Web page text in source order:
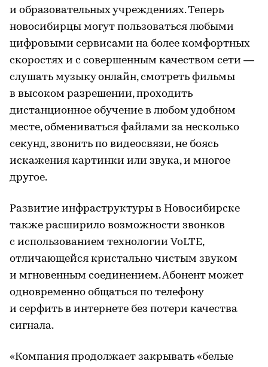
и образовательных учреждениях. Теперь
новосибирцы могут пользоваться любыми
цифровыми сервисами на более комфортных
скоростях и с совершенным качеством сети —
слушать музыку онлайн, смотреть фильмы
в высоком разрешении, проходить
дистанционное обучение в любом удобном
месте, обмениваться файлами за несколько
секунд, звонить по видеосвязи, не боясь
искажения картинки или звука, и многое
другое.
Развитие инфраструктуры в Новосибирске
также расширило возможности звонков
с использованием технологии VoLTE,
отличающейся кристально чистым звуком
и мгновенным соединением. Абонент может
одновременно общаться по телефону
и серфить в интернете без потери качества
сигнала.
«Компания продолжает закрывать «белые